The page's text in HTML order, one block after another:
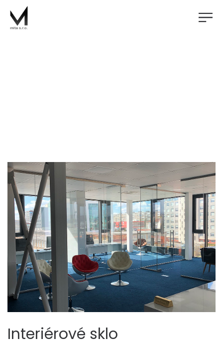
Interiérové sklo